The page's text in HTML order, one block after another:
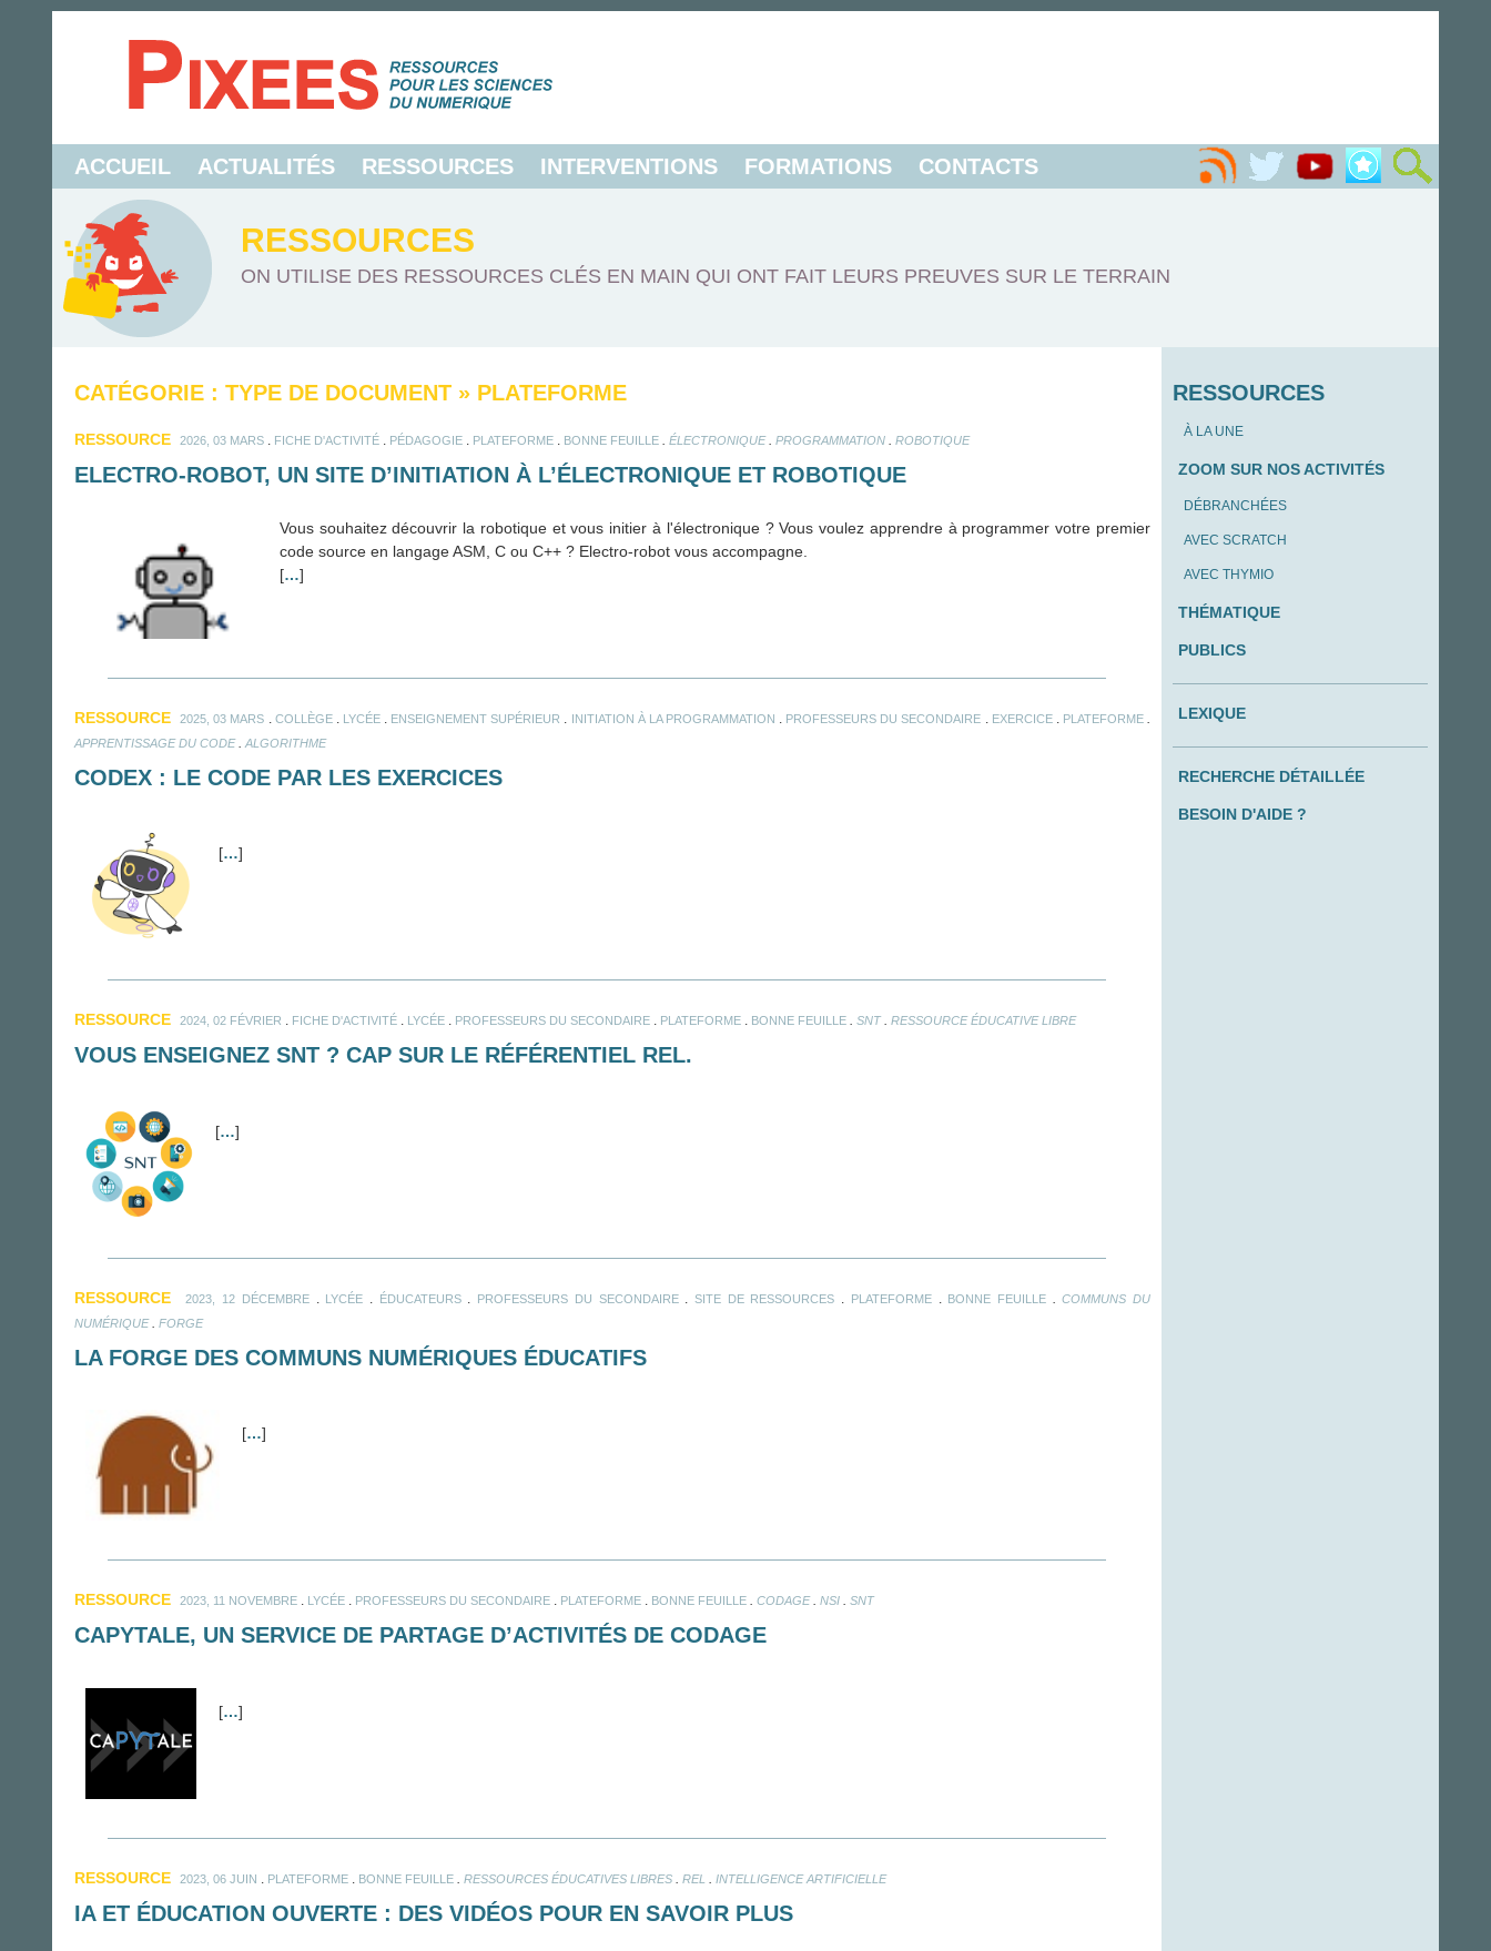
ACCUEIL ACTUALITÉS RESSOURCES INTERVENTIONS FORMATIONS CONTACTS
RESSOURCES
ON UTILISE DES RESSOURCES CLÉS EN MAIN QUI ONT FAIT LEURS PREUVES SUR LE TERRAIN
CATÉGORIE : TYPE DE DOCUMENT » PLATEFORME
RESSOURCE 2026, 03 MARS FICHE D'ACTIVITÉ PÉDAGOGIE PLATEFORME BONNE FEUILLE ÉLECTRONIQUE. PROGRAMMATION ROBOTIQUE
ELECTRO-ROBOT, UN SITE D’INITIATION À L’ÉLECTRONIQUE ET ROBOTIQUE
Vous souhaitez découvrir la robotique et vous initier à l'électronique ? Vous voulez apprendre à programmer votre premier
code source en langage ASM, C ou C++ ? Electro-robot vous accompagne.
[…]
RESSOURCE 2025, 03 MARS COLLÈGE. LYCÉE ENSEIGNEMENT SUPÉRIEUR INITIATION À LA PROGRAMMATION PROFESSEURS DU SECONDAIRE EXERCICE. PLATEFORME
APPRENTISSAGE DU CODE. ALGORITHME
CODEX : LE CODE PAR LES EXERCICES
[…]
RESSOURCE 2024, 02 FÉVRIER FICHE D'ACTIVITÉ LYCÉE PROFESSEURS DU SECONDAIRE PLATEFORME BONNE FEUILLE SNT. RESSOURCE ÉDUCATIVE LIBRE
VOUS ENSEIGNEZ SNT ? CAP SUR LE RÉFÉRENTIEL REL.
[…]
RESSOURCE 2023, 12 DÉCEMBRE. LYCÉE ÉDUCATEURS. PROFESSEURS DU SECONDAIRE. SITE DE RESSOURCES PLATEFORME. BONNE FEUILLE.COMMUNS DU
NUMÉRIQUE. FORGE
LA FORGE DES COMMUNS NUMÉRIQUES ÉDUCATIFS
[…]
RESSOURCE 2023, 11 NOVEMBRE LYCÉE PROFESSEURS DU SECONDAIRE PLATEFORME BONNE FEUILLE CODAGE. NSI SNT
CAPYTALE, UN SERVICE DE PARTAGE D’ACTIVITÉS DE CODAGE
[…]
RESSOURCE 2023, 06 JUIN PLATEFORME BONNE FEUILLE RESSOURCES ÉDUCATIVES LIBRES REL INTELLIGENCE ARTIFICIELLE
IA ET ÉDUCATION OUVERTE : DES VIDÉOS POUR EN SAVOIR PLUS
RESSOURCES
À LA UNE
ZOOM SUR NOS ACTIVITÉS
DÉBRANCHÉES
AVEC SCRATCH
AVEC THYMIO
THÉMATIQUE
PUBLICS
LEXIQUE
RECHERCHE DÉTAILLÉE
BESOIN D'AIDE ?